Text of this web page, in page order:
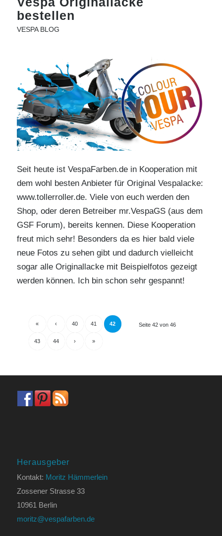
bestellen
VESPA BLOG
Seit heute ist VespaFarben.de in Kooperation mit
dem wohl besten Anbieter für Original Vespalacke:
www.tollerroller.de. Viele von euch werden den
Shop, oder deren Betreiber mr.VespaGS (aus dem
GSF Forum), bereits kennen. Diese Kooperation
freut mich sehr! Besonders da es hier bald viele
neue Fotos zu sehen gibt und dadurch vielleicht
sogar alle Originallacke mit Beispielfotos gezeigt
werden können. Ich bin schon sehr gespannt!
Seite 42 von 46
« ‹ 40 41 42
43 44 › »
Herausgeber
Kontakt: Moritz Hämmerlein
Zossener Strasse 33
10961 Berlin
moritz@vespafarben.de